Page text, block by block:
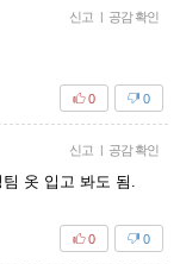
신고 | 공감 확인
0
0
신고 | 공감 확인
옷 입고 봐도 됨.
0
0